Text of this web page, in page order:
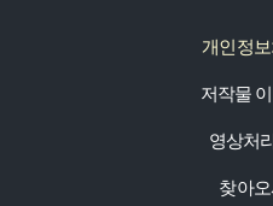
개인정
저작물
영상처
찾아